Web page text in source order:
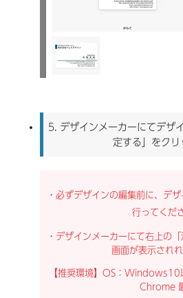
5.
デザインメーカーにてデザ
定する」をクリ
・必ずデザインの編集前に、デ
行ってくだ
・デザインメーカーにて右上の
画面が表示され
【推奨環境】OS：
Chrome